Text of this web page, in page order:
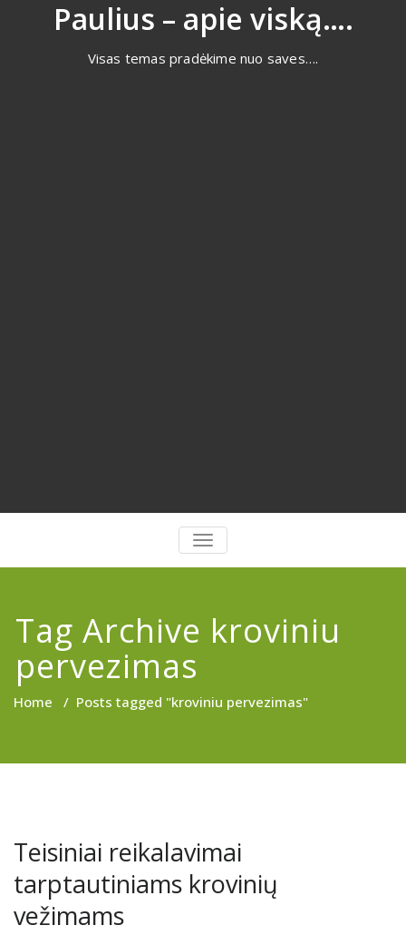
Paulius – apie viską….
Visas temas pradėkime nuo saves….
PERJUNGTI
NAVIGACIJĄ
Tag Archive kroviniu
pervezimas
Home / Posts tagged "kroviniu pervezimas"
Teisiniai reikalavimai
tarptautiniams krovinių
vežimams